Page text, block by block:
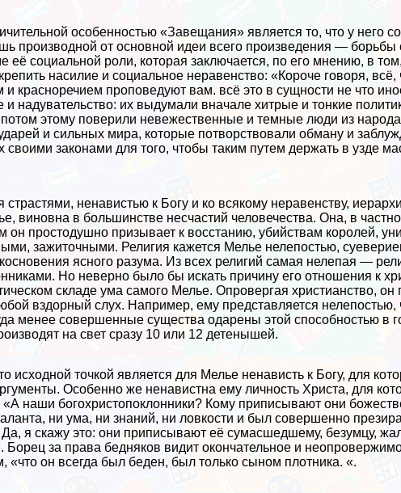
особенностью «Завещания» является то, что у него
производной от основной идеи всего произведения — борьбы
её социальной роли, которая заключается, по его мнению, в
насилие и социальное неравенство: «Короче говоря,
красноречием проповедуют вам. всё это в сущности не что
надувательство: их выдумали вначале хитрые и тонкие
этому поверили невежественные и темные люди из
и сильных мира, которые потворствовали обману и
своими законами для того, чтобы таким путем держать в узде
страстями, ненавистью к Богу и ко всякому неравенству,
виновна в большинстве несчастий человечества. Она, в
он простодушно призывает к восстанию, убийствам королей,
зажиточными. Религия кажется Мелье нелепостью,
ясного разума. Из всех религий самая нелепая —
Но неверно было бы искать причину его отношения к
складе ума самого Мелье. Опровергая христианство, он
вздорный слух. Например, ему представляется
менее совершенные существа одарены этой способностью в
на свет сразу 10 или 12 детенышей.
исходной точкой является для Мелье ненависть к Богу, для
Особенно же ненавистна ему личность Христа, для
«А наши богохристопоклонники? Кому приписывают они
ни ума, ни знаний, ни ловкости и был совершенно
Да, я скажу это: они приписывают её cyмacшедшему, безумцу,
Борец за права бедняков видит окончательное и
«что он всегда был беден, был только сыном плотника. «.